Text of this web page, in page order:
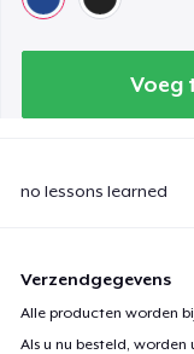
Voeg
no lessons learned
Verzendgegevens
Alle producten worden
Als u nu besteld,